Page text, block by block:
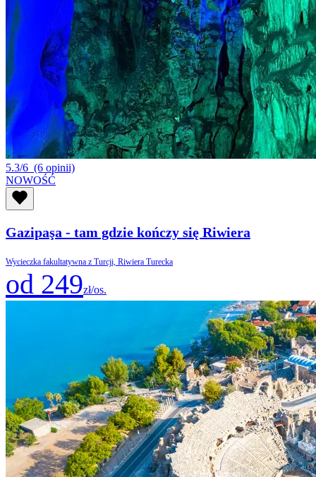
5.3/6 (6 opinii)
NOWOŚĆ
Gazipaşa - tam gdzie kończy się Riwiera
Wycieczka fakultatywna z Turcji, Riwiera Turecka
od 249zł/os.